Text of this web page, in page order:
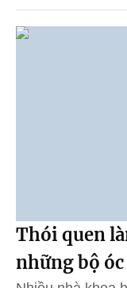
Thói quen
những bộ